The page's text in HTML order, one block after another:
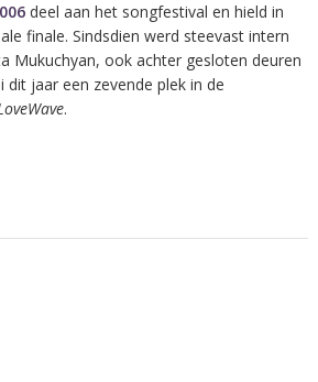
deel aan het songfestival en hield in
finale. Sindsdien werd steevast intern
Mukuchyan, ook achter gesloten deuren
dit jaar een zevende plek in de
.